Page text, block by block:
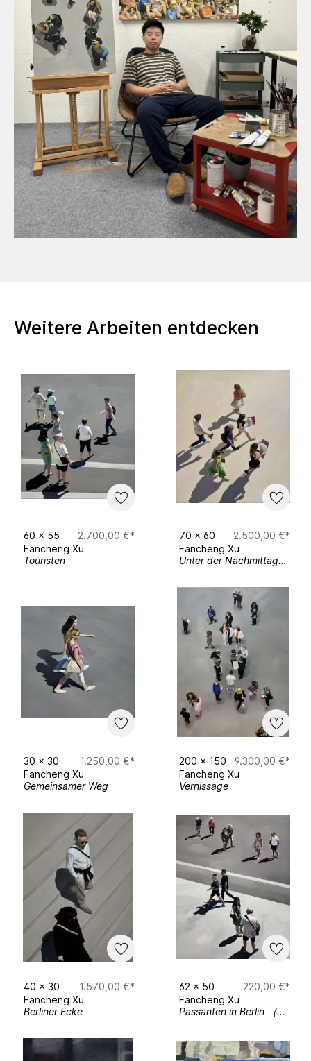
Peking, China 2018 Gruppenausstellung
"Blast". Peking, China 2018
Weitere Arbeiten entdecken
60 x 55
2.700,00 €*
Fancheng Xu
Touristen
70 x 60
2.500,00 €*
Fancheng Xu
Unter der Nachmittagssonne
30 x 30
1.250,00 €*
Fancheng Xu
Gemeinsamer Weg
200 x 150
9.300,00 €*
Fancheng Xu
Vernissage
40 x 30
1.570,00 €*
Fancheng Xu
Berliner Ecke
62 x 50
220,00 €*
Fancheng Xu
Passanten in Berlin （Fine Art Print )